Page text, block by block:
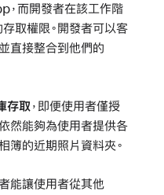
，而開發者在該工作階
取權限。開發者可以客
直接整合到他們的
存取 ，即便使用者僅授
然能夠為使用者提供各
簿的近期照片資料夾。
能讓使用者從其他